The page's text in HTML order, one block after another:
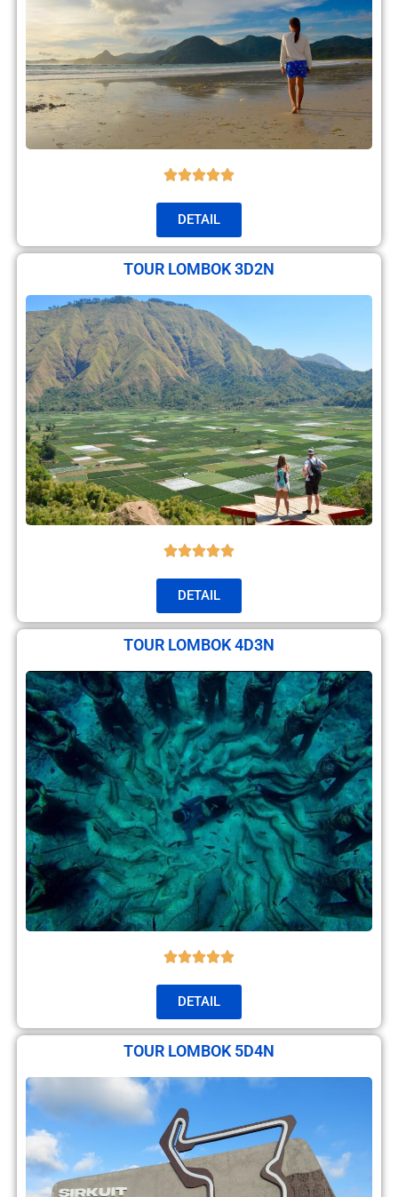
DETAIL
TOUR LOMBOK 3D2N
DETAIL
TOUR LOMBOK 4D3N
DETAIL
TOUR LOMBOK 5D4N